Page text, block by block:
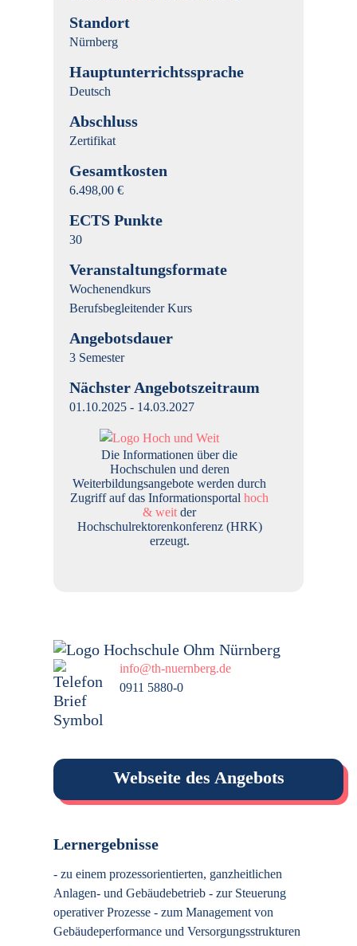
Standort
Nürnberg
Hauptunterrichtssprache
Deutsch
Abschluss
Zertifikat
Gesamtkosten
6.498,00 €
ECTS Punkte
30
Veranstaltungsformate
Wochenendkurs
Berufsbegleitender Kurs
Angebotsdauer
3 Semester
Nächster Angebotszeitraum
01.10.2025 - 14.03.2027
Die Informationen über die
Hochschulen und deren
Weiterbildungsangebote werden durch
Zugriff auf das Informationsportalhoch
& weit der
Hochschulrektorenkonferenz (HRK)
erzeugt.
info@th-nuernberg.de
0911 5880-0
Webseite des Angebots
Lernergebnisse
- zu einem prozessorientierten, ganzheitlichen
Anlagen- und Gebäudebetrieb - zur Steuerung
operativer Prozesse - zum Management von
Gebäudeperformance und Versorgungsstrukturen